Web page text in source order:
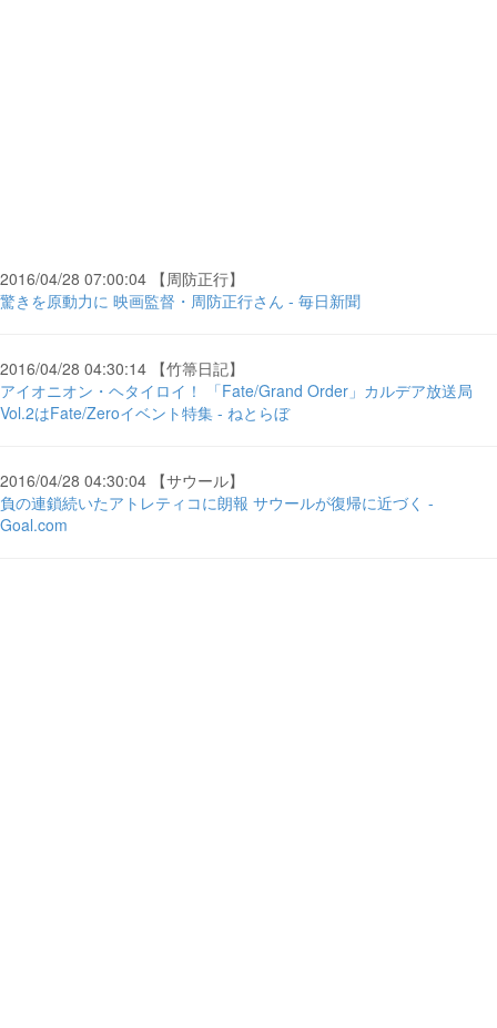
2016/04/28 07:00:04 【周防正行】
驚きを原動力に 映画監督・周防正行さん - 毎日新聞
2016/04/28 04:30:14 【竹箒日記】
アイオニオン・ヘタイロイ！ 「Fate/Grand Order」カルデア放送局
Vol.2はFate/Zeroイベント特集 - ねとらぼ
2016/04/28 04:30:04 【サウール】
負の連鎖続いたアトレティコに朗報 サウールが復帰に近づく -
Goal.com